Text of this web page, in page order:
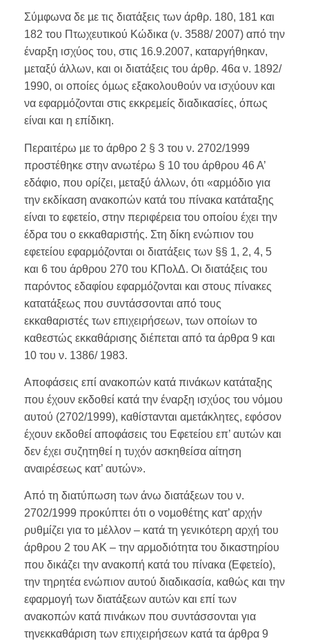
Σύµφωνα δε µε τις διατάξεις των άρθρ. 180, 181 και
182 του Πτωχευτικού Κώδικα (ν. 3588/ 2007) από την
έναρξη ισχύος του, στις 16.9.2007, καταργήθηκαν,
µεταξύ άλλων, και οι διατάξεις του άρθρ. 46α ν. 1892/
1990, οι οποίες όµως εξακολουθούν να ισχύουν και
να εφαρµόζονται στις εκκρεµείς διαδικασίες, όπως
είναι και η επίδικη.
Περαιτέρω µε το άρθρο 2 § 3 του ν. 2702/1999
προστέθηκε στην ανωτέρω § 10 του άρθρου 46 Α’
εδάφιο, που ορίζει, µεταξύ άλλων, ότι «αρµόδιο για
την εκδίκαση ανακοπών κατά του πίνακα κατάταξης
είναι το εφετείο, στην περιφέρεια του οποίου έχει την
έδρα του ο εκκαθαριστής. Στη δίκη ενώπιον του
εφετείου εφαρµόζονται οι διατάξεις των §§ 1, 2, 4, 5
και 6 του άρθρου 270 του ΚΠολΔ. Οι διατάξεις του
παρόντος εδαφίου εφαρµόζονται και στους πίνακες
κατατάξεως που συντάσσονται από τους
εκκαθαριστές των επιχειρήσεων, των οποίων το
καθεστώς εκκαθάρισης διέπεται από τα άρθρα 9 και
10 του ν. 1386/ 1983.
Αποφάσεις επί ανακοπών κατά πινάκων κατάταξης
που έχουν εκδοθεί κατά την έναρξη ισχύος του νόµου
αυτού (2702/1999), καθίστανται αµετάκλητες, εφόσον
έχουν εκδοθεί αποφάσεις του Εφετείου επ’ αυτών και
δεν έχει συζητηθεί η τυχόν ασκηθείσα αίτηση
αναιρέσεως κατ’ αυτών».
Από τη διατύπωση των άνω διατάξεων του ν.
2702/1999 προκύπτει ότι ο νοµοθέτης κατ’ αρχήν
ρυθµίζει για το µέλλον – κατά τη γενικότερη αρχή του
άρθρου 2 του ΑΚ – την αρµοδιότητα του δικαστηρίου
που δικάζει την ανακοπή κατά του πίνακα (Εφετείο),
την τηρητέα ενώπιον αυτού διαδικασία, καθώς και την
εφαρµογή των διατάξεων αυτών και επί των
ανακοπών κατά πινάκων που συντάσσονται για
τηνεκκαθάριση των επιχειρήσεων κατά τα άρθρα 9